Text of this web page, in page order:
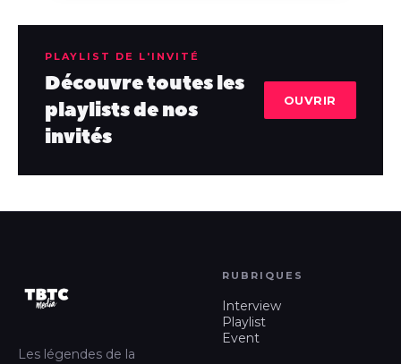
PLAYLIST DE L'INVITÉ
Découvre toutes les
playlists de nos
invités
OUVRIR
Les légendes de la
RUBRIQUES
Interview
Playlist
Event